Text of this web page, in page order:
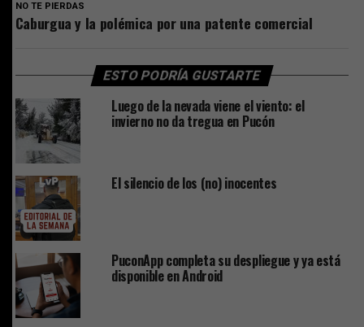
NO TE PIERDAS
Caburgua y la polémica por una patente comercial
ESTO PODRÍA GUSTARTE
Luego de la nevada viene el viento: el
invierno no da tregua en Pucón
El silencio de los (no) inocentes
PuconApp completa su despliegue y ya está
disponible en Android